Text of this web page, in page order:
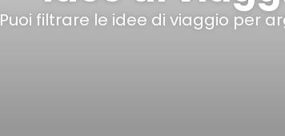
Puoi filtrare le idee di viaggio per